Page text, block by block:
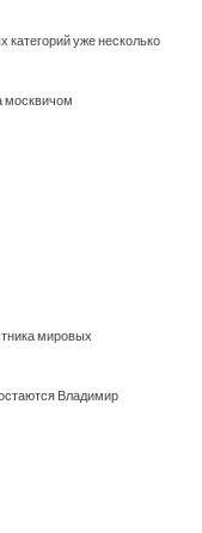
категорий уже несколько
москвичом
мировых
Владимир